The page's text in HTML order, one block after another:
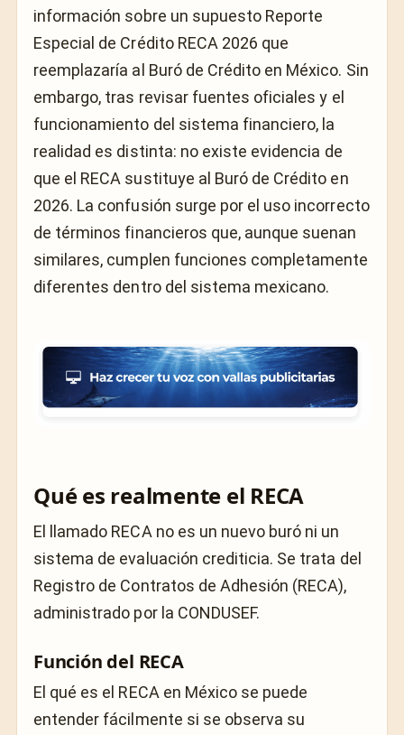
información sobre un supuesto Reporte
Especial de Crédito RECA 2026 que
reemplazaría al Buró de Crédito en México. Sin
embargo, tras revisar fuentes oficiales y el
funcionamiento del sistema financiero, la
realidad es distinta: no existe evidencia de
que el RECA sustituye al Buró de Crédito en
2026. La confusión surge por el uso incorrecto
de términos financieros que, aunque suenan
similares, cumplen funciones completamente
diferentes dentro del sistema mexicano.
Qué es realmente el RECA
El llamado RECA no es un nuevo buró ni un
sistema de evaluación crediticia. Se trata del
Registro de Contratos de Adhesión (RECA),
administrado por la CONDUSEF.
Función del RECA
El qué es el RECA en México se puede
entender fácilmente si se observa su